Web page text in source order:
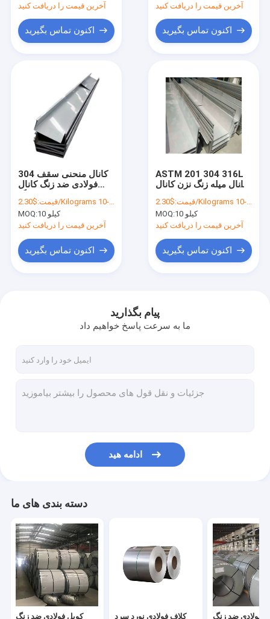
تماس با ما
نوار فولادی ضد زنگ
میله فولادی SS
لوله گالوانیزه صنعتی
لوله فولادی کربن
آخرین قیمت را دریافت کنید
اکنون تماس بگیرید
آخرین قیمت را دریافت کنید
اکنون تماس بگیرید
304 کانال منحنی سقف
فولادی ضد زنگ کانال
410 316Tiقیمت:$2.30/Kilograms 10-100 Kilograms
MOQ:
10 کیلو
آخرین قیمت را دریافت کنید
اکنون تماس بگیرید
ASTM 201 304 316L
کانال میله زنگ نزن کانال
S32305
قیمت:$2.30/Kilograms 10-100 Kilograms
MOQ:
10 کیلو
آخرین قیمت را دریافت کنید
اکنون تماس بگیرید
پیام بگذارید
ما به سرعت پاسخ خواهیم داد
ادامه هید
دسته بندی های ما
کویل فولادی ضد زنگ کلاف فولادی نورد سرد فولادی ضد زنگ